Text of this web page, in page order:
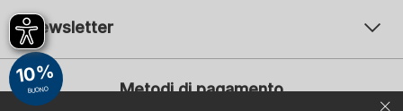
Newsletter
Il vostro indirizzo e-mail
Iscrizione
Metodi di pagamento
10%
BUONO